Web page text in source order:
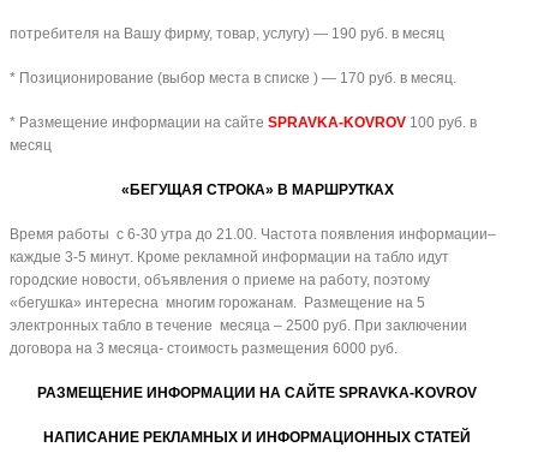
потребителя на Вашу фирму, товар, услугу) — 190 руб. в месяц
* Позиционирование (выбор места в списке ) — 170 руб. в месяц.
* Размещение информации на сайте SPRAVKA-KOVROV 100 руб. в
месяц
«БЕГУЩАЯ СТРОКА» В МАРШРУТКАХ
Время работы с 6-30 утра до 21.00. Частота появления информации–
каждые 3-5 минут. Кроме рекламной информации на табло идут
городские новости, объявления о приеме на работу, поэтому
«бегушка» интересна многим горожанам. Размещение на 5
электронных табло в течение месяца – 2500 руб. При заключении
договора на 3 месяца- стоимость размещения 6000 руб.
РАЗМЕЩЕНИЕ ИНФОРМАЦИИ НА САЙТЕ SPRAVKA-KOVROV
НАПИСАНИЕ РЕКЛАМНЫХ И ИНФОРМАЦИОННЫХ СТАТЕЙ